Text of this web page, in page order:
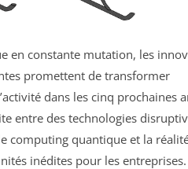
en constante mutation, les
promettent de transformer
dans les cinq prochaines
entre des technologies
computing quantique et la
inédites pour les